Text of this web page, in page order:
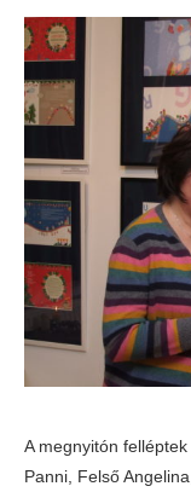
A megnyitón
Panni, Felső